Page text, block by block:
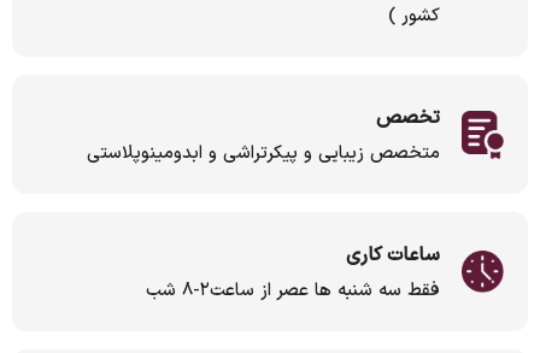
کشور )
تخصص
متخصص زیبایی و پیکرتراشی و ابدومینوپلاستی
ساعات کاری
فقط سه شنبه ها عصر از ساعت۲-۸ شب